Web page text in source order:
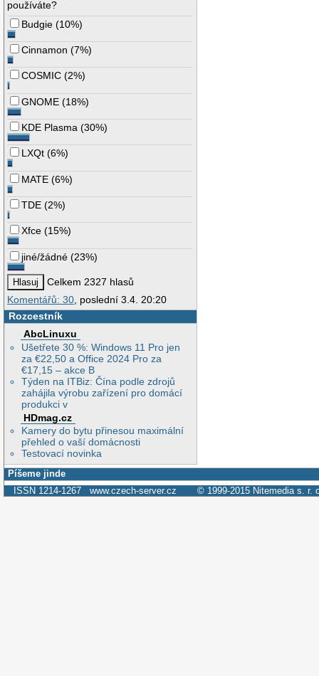
používáte?
Budgie (10%)
Cinnamon (7%)
COSMIC (2%)
GNOME (18%)
KDE Plasma (30%)
LXQt (6%)
MATE (6%)
TDE (2%)
Xfce (15%)
jiné/žádné (23%)
Celkem 2327 hlasů
Komentářů: 30, poslední 3.4. 20:20
Rozcestník
AbcLinuxu
Ušetřete 30 %: Windows 11 Pro jen
za €22,50 a Office 2024 Pro za
€17,15 – akce B
Týden na ITBiz: Čína podle zdrojů
zahájila výrobu zařízení pro domácí
produkci v
HDmag.cz
Kamery do bytu přinesou maximální
přehled o vaší domácnosti
Testovací novinka
Píšeme jinde
ISSN 1214-1267 www.czech-server.cz © 1999-2015 Nitemedia s. r.